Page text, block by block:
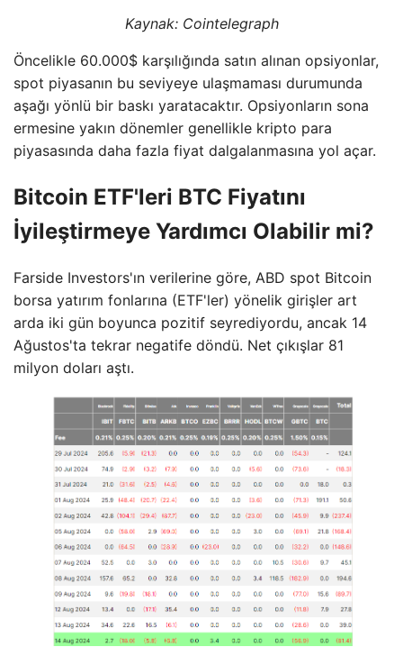
Kaynak: Cointelegraph
Öncelikle 60.000$ karşılığında satın alınan opsiyonlar,
spot piyasanın bu seviyeye ulaşmaması durumunda
aşağı yönlü bir baskı yaratacaktır. Opsiyonların sona
ermesine yakın dönemler genellikle kripto para
piyasasında daha fazla fiyat dalgalanmasına yol açar.
Bitcoin ETF'leri BTC Fiyatını
İyileştirmeye Yardımcı Olabilir mi?
Farside Investors'ın verilerine göre, ABD spot Bitcoin
borsa yatırım fonlarına (ETF'ler) yönelik girişler art
arda iki gün boyunca pozitif seyrediyordu, ancak 14
Ağustos'ta tekrar negatife döndü. Net çıkışlar 81
milyon doları aştı.